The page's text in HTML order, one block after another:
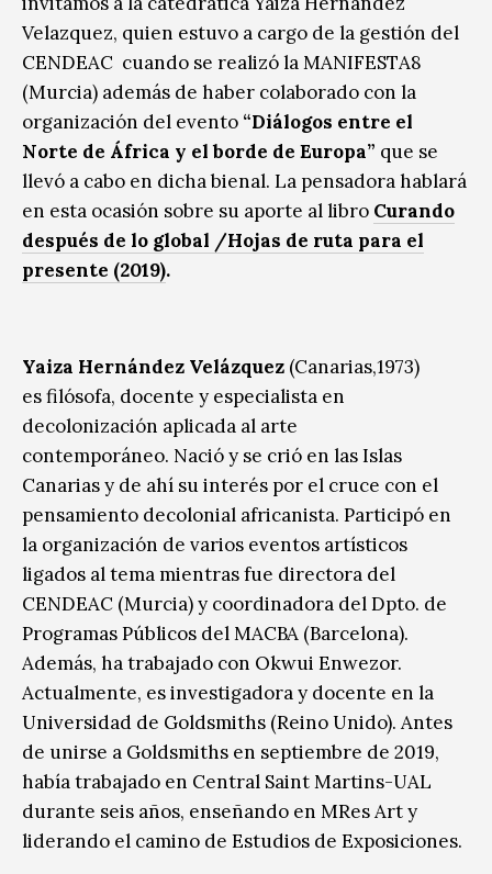
Velazquez, quien estuvo a cargo de la gestión del
CENDEAC cuando se realizó la MANIFESTA8
(Murcia) además de haber colaborado con la
organización del evento “Diálogos entre el
Norte de África y el borde de Europa” que se
llevó a cabo en dicha bienal. La pensadora hablará
en esta ocasión sobre su aporte al libro Curando
después de lo global /Hojas de ruta para el
presente (2019).
Yaiza Hernández Velázquez (Canarias,1973)
es filósofa, docente y especialista en
decolonización aplicada al arte
contemporáneo. Nació y se crió en las Islas
Canarias y de ahí­ su interés por el cruce con el
pensamiento decolonial africanista. Participó en
la organización de varios eventos artísticos
ligados al tema mientras fue directora del
CENDEAC (Murcia) y coordinadora del Dpto. de
Programas Públicos del MACBA (Barcelona).
Además, ha trabajado con Okwui Enwezor.
Actualmente, es investigadora y docente en la
Universidad de Goldsmiths (Reino Unido). Antes
de unirse a Goldsmiths en septiembre de 2019,
había trabajado en Central Saint Martins-UAL
durante seis años, enseñando en MRes Art y
liderando el camino de Estudios de Exposiciones.